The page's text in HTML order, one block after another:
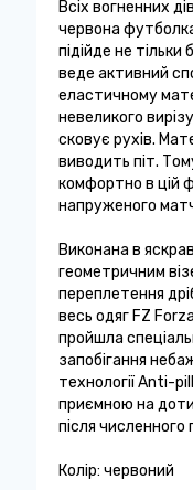
Всіх вогненних
червона
підійде не тільки
веде активний
еластичному
невеликого
сковує рухів.
виводить піт.
комфортно в цій
напруженого
Виконана в
геометричним
переплетення
весь одяг FZ
пройшла
запобігання
технології Anti-
приємною на
після численного
Колір: червоний